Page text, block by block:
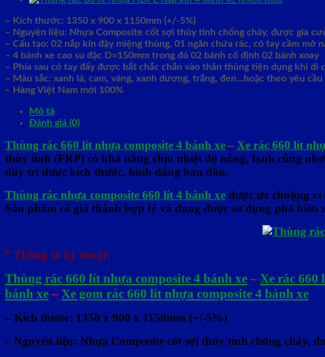
– Kích thước: 1350 x 900 x 1150mm (+/-5%)
– Nguyên liệu: Nhựa Composite cốt sợi thủy tinh chống cháy, được gia
– Cấu tạo: 02 nắp kín đậy miệng thùng, 01 ngăn chứa rác, có tay cầm mở
– 4 bánh xe cao su đặc D=150mm trong đó 02 bánh cố định 02 bánh xoay
– Phía sau có tay đẩy được bắt chắc chắn vào thân thùng tiện dụng khi di
– Màu sắc: xanh lá, cam, vàng, xanh dương, trắng, đen…hoặc theo yêu cầu
– Hàng Việt Nam mới 100%
Mô tả
Đánh giá (0)
Thùng rác 660 lít nhựa composite 4 bánh xe– Xe rác 660 lít
thủy tinh (FRP) có khả năng chịu nhiệt độ nóng, lạnh cũng
duy trì được kích thước, hình dáng ban đầu.
Thùng rác nhựa composite 660 lít 4 bánh xe được ưa chuộng
Sản phẩm có giá thành hợp lý và đang được sử dụng phổ biến
*.Thông số kỹ thuật:
Thùng rác 660 lít nhựa composite 4 bánh xe– Xe rác 660
bánh xe– Xe gom rác 660 lít nhựa composite 4 bánh xe
– Kích thước: 1350 x 900 x 1150mm (+/-5%)
– Nguyên liệu: Nhựa Composite cốt sợi thủy tinh chống cháy,